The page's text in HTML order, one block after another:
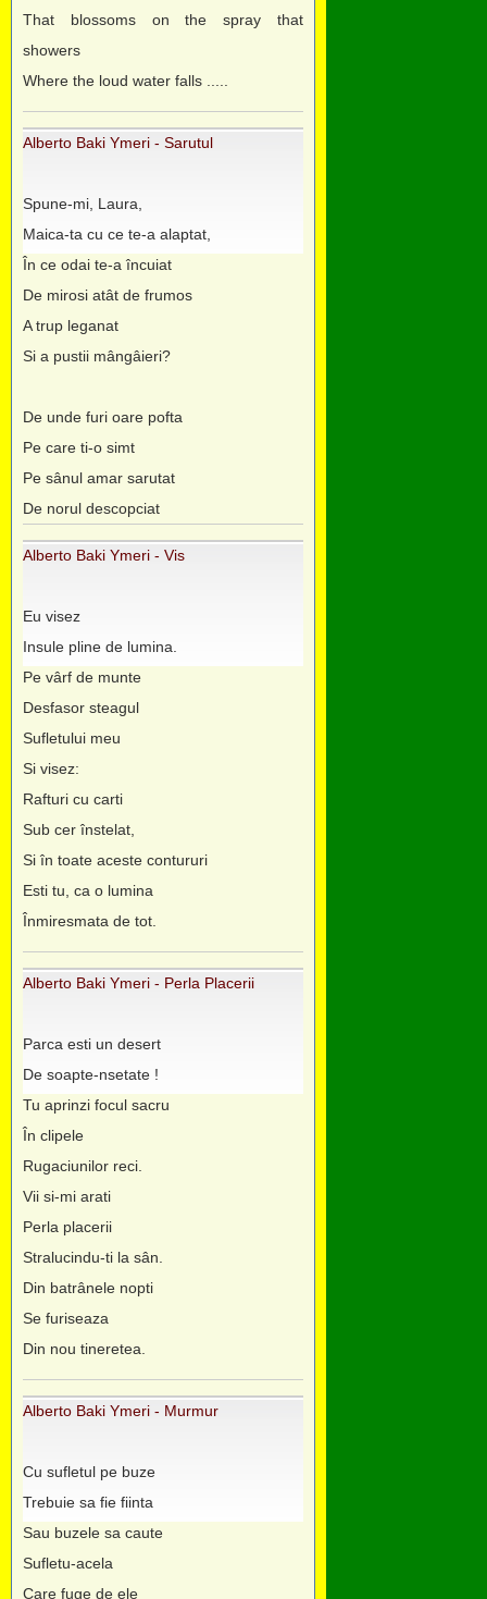
That blossoms on the spray that
showers
Where the loud water falls .....
Alberto Baki Ymeri - Sarutul
Spune-mi, Laura,
Maica-ta cu ce te-a alaptat,
În ce odai te-a încuiat
De mirosi atât de frumos
A trup leganat
Si a pustii mângâieri?
De unde furi oare pofta
Pe care ti-o simt
Pe sânul amar sarutat
De norul descopciat
Alberto Baki Ymeri - Vis
Eu visez
Insule pline de lumina.
Pe vârf de munte
Desfasor steagul
Sufletului meu
Si visez:
Rafturi cu carti
Sub cer înstelat,
Si în toate aceste contururi
Esti tu, ca o lumina
Înmiresmata de tot.
Alberto Baki Ymeri - Perla Placerii
Parca esti un desert
De soapte-nsetate !
Tu aprinzi focul sacru
În clipele
Rugaciunilor reci.
Vii si-mi arati
Perla placerii
Stralucindu-ti la sân.
Din batrânele nopti
Se furiseaza
Din nou tineretea.
Alberto Baki Ymeri - Murmur
Cu sufletul pe buze
Trebuie sa fie fiinta
Sau buzele sa caute
Sufletu-acela
Care fuge de ele